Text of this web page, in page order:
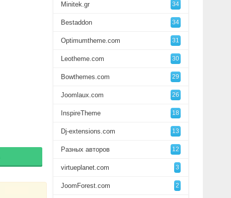
Minitek.gr 34
Bestaddon 34
Optimumtheme.com 31
Leotheme.com 30
Bowthemes.com 29
Joomlaux.com 26
InspireTheme 18
Dj-extensions.com 13
Разных авторов 12
virtueplanet.com 3
JoomForest.com 2